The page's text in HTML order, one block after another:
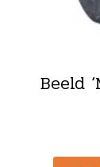
Beeld